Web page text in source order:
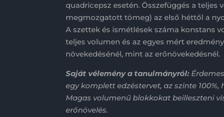
quadricepsz esetén. Összefüggés a
megmozgatott tömeg) az első héttől a
A szettek és ismétlések száma konstans
teljes volumen és az egyes mért
növekedésénél, mint az erőnövekedésnél.
Saját vélemény a tanulmányról:
egy komplett edzéstervet, az szinte
Magas volumenű blokkokat beilleszteni
erőnövelés.